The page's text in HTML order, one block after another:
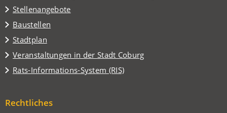
Stellenangebote
Baustellen
Stadtplan
(Öffnet
in
einem
neuen
Veranstaltungen in der Stadt Coburg
(Öffnet
in
einem
Tab)
Rats-Informations-System (RIS)
(Öffnet
neuen
Rechtliches